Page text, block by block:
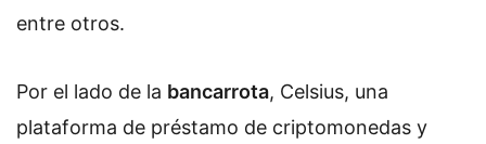
entre otros.
Por el lado de la bancarrota, Celsius, una
plataforma de préstamo de criptomonedas y